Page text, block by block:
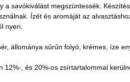
a savókiválást megszüntessék.
Ízét és aromáját az
nyeri.
állománya sűrűn folyó, krémes, íze
12%-, és 20%-os zsírtartalommal